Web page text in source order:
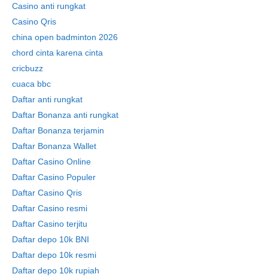
Casino anti rungkat
Casino Qris
china open badminton 2026
chord cinta karena cinta
cricbuzz
cuaca bbc
Daftar anti rungkat
Daftar Bonanza anti rungkat
Daftar Bonanza terjamin
Daftar Bonanza Wallet
Daftar Casino Online
Daftar Casino Populer
Daftar Casino Qris
Daftar Casino resmi
Daftar Casino terjitu
Daftar depo 10k BNI
Daftar depo 10k resmi
Daftar depo 10k rupiah